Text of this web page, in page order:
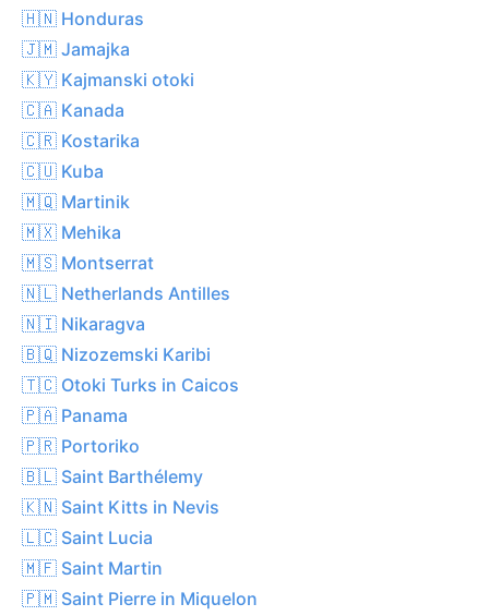
🇭🇳 Honduras
🇯🇲 Jamajka
🇰🇾 Kajmanski otoki
🇨🇦 Kanada
🇨🇷 Kostarika
🇨🇺 Kuba
🇲🇶 Martinik
🇲🇽 Mehika
🇲🇸 Montserrat
🇳🇱 Netherlands Antilles
🇳🇮 Nikaragva
🇧🇶 Nizozemski Karibi
🇹🇨 Otoki Turks in Caicos
🇵🇦 Panama
🇵🇷 Portoriko
🇧🇱 Saint Barthélemy
🇰🇳 Saint Kitts in Nevis
🇱🇨 Saint Lucia
🇲🇫 Saint Martin
🇵🇲 Saint Pierre in Miquelon